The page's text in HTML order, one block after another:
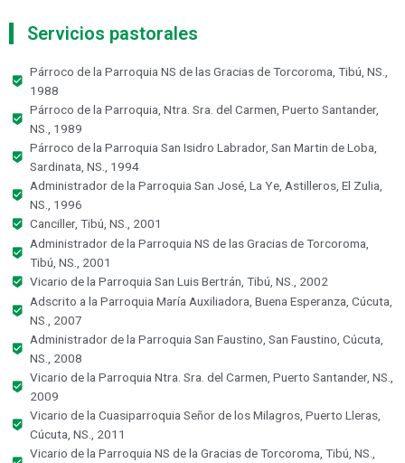
Servicios pastorales
Párroco de la Parroquia NS de las Gracias de Torcoroma, Tibú, NS.,
1988
Párroco de la Parroquia, Ntra. Sra. del Carmen, Puerto Santander,
NS., 1989
Párroco de la Parroquia San Isidro Labrador, San Martin de Loba,
Sardinata, NS., 1994
Administrador de la Parroquia San José, La Ye, Astilleros, El Zulia,
NS., 1996
Canciller, Tibú, NS., 2001
Administrador de la Parroquia NS de las Gracias de Torcoroma,
Tibú, NS., 2001
Vicario de la Parroquia San Luis Bertrán, Tibú, NS., 2002
Adscrito a la Parroquia María Auxiliadora, Buena Esperanza, Cúcuta,
NS., 2007
Administrador de la Parroquia San Faustino, San Faustino, Cúcuta,
NS., 2008
Vicario de la Parroquia Ntra. Sra. del Carmen, Puerto Santander, NS.,
2009
Vicario de la Cuasiparroquia Señor de los Milagros, Puerto Lleras,
Cúcuta, NS., 2011
Vicario de la Parroquia NS de la Gracias de Torcoroma, Tibú, NS.,